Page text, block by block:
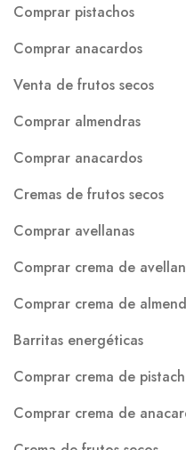
Comprar pistachos
Comprar anacardos
Venta de frutos secos
Comprar almendras
Comprar anacardos
Cremas de frutos secos
Comprar avellanas
Comprar crema de
Comprar crema de
Barritas energéticas
Comprar crema de
Comprar crema de